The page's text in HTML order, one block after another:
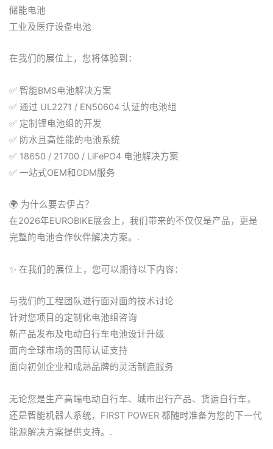
储能电池
工业及医疗设备电池
在我们的展位上，您将体验到：
✅ 智能BMS电池解决方案
✅ 通过 UL2271 / EN50604 认证的电池组
✅ 定制锂电池组的开发
✅ 防水且高性能的电池系统
✅ 18650 / 21700 / LiFePO4 电池解决方案
✅ 一站式OEM和ODM服务
🌍 为什么要去伊占？
在2026年EUROBIKE展会上，我们带来的不仅仅是产品，更是
完整的电池合作伙伴解决方案。.
✨ 在我们的展位上，您可以期待以下内容：
与我们的工程团队进行面对面的技术讨论
针对您项目的定制化电池组咨询
新产品发布及电动自行车电池设计升级
面向全球市场的国际认证支持
面向初创企业和成熟品牌的灵活制造服务
无论您是生产高端电动自行车、城市出行产品、货运自行车，
还是智能机器人系统，FIRST POWER 都随时准备为您的下一代
能源解决方案提供支持。.